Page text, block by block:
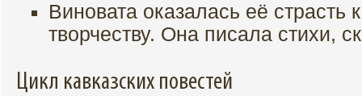
Виновата оказалась её страсть
творчеству. Она писала
Цикл кавказских повестей